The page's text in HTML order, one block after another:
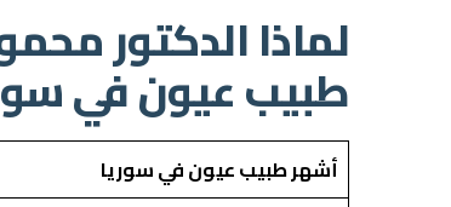
لماذا الدكتور
طبيب عيون في
أشهر طبيب عيون في سوريا